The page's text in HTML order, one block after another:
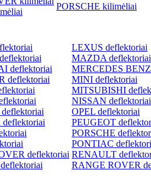
PORSCHE kilimėliai
deflektoriai
deflektoriai
deflektoriai
LEXUS deflektoriai
MAZDA deflektoriai
MERCEDES
MINI deflektoriai
MITSUBISHI
NISSAN deflektoriai
OPEL deflektoriai
PEUGEOT
PORSCHE
PONTIAC
RENAULT
RANGE ROVER